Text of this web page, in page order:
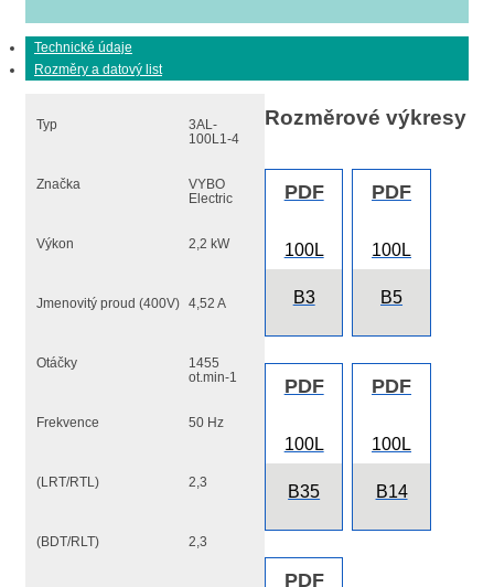
Technické údaje
Rozměry a datový list
Typ
3AL-
100L1-4
Značka
VYBO
Electric
Výkon 2,2 kW
Jmenovitý proud (400V) 4,52 A
Otáčky
1455
ot.min-1
Frekvence 50 Hz
(LRT/RTL) 2,3
(BDT/RLT) 2,3
Rozměrové výkresy
PDF
100L
B3
PDF
100L
B5
PDF
100L
B35
PDF
100L
B14
PDF